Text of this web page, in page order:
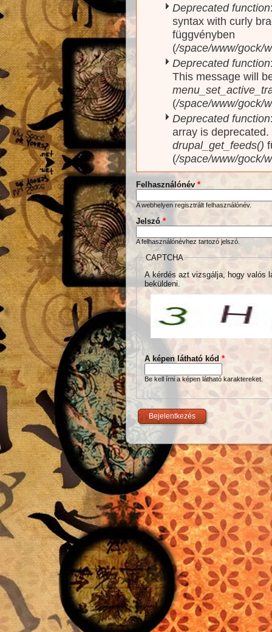
Deprecated function
syntax with curly
függvényben
(/space/www/gock/
Deprecated function
This message will
(/space/www/gock/
Deprecated function
array is
drupal_get_feeds()
(/space/www/gock/
Felhasználónév *
A webhelyen regisztrált felhasználónév.
Jelszó*
A felhasználónévhez tartozó jelszó.
CAPTCHA
A kérdés azt vizsgálja, hogy valós
beküldeni.
A képen látható kód *
Be kell írni a képen látható karaktereket.